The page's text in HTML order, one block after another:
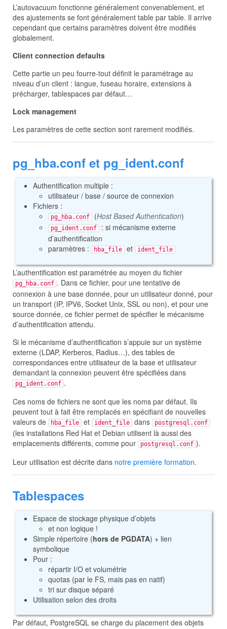
L’autovacuum fonctionne généralement convenablement, et
des ajustements se font généralement table par table. Il arrive
cependant que certains paramètres doivent être modifiés
globalement.
Client connection defaults
Cette partie un peu fourre-tout définit le paramétrage au
niveau d’un client : langue, fuseau horaire, extensions à
précharger, tablespaces par défaut…
Lock management
Les paramètres de cette section sont rarement modifiés.
pg_hba.conf et pg_ident.conf
Authentification multiple :
utilisateur / base / source de connexion
Fichiers :
pg_hba.conf (Host Based Authentication)
pg_ident.conf
: si mécanisme externe
d’authentification
paramètres :
hba_file et ident_file
L’authentification est paramétrée au moyen du fichier
pg_hba.conf . Dans ce fichier, pour une tentative de
connexion à une base donnée, pour un utilisateur donné, pour
un transport (IP, IPV6, Socket Unix, SSL ou non), et pour une
source donnée, ce fichier permet de spécifier le mécanisme
d’authentification attendu.
Si le mécanisme d’authentification s’appuie sur un système
externe (LDAP, Kerberos, Radius…), des tables de
correspondances entre utilisateur de la base et utilisateur
demandant la connexion peuvent être spécifiées dans
pg_ident.conf .
Ces noms de fichiers ne sont que les noms par défaut. Ils
peuvent tout à fait être remplacés en spécifiant de nouvelles
valeurs de
hba_file et ident_file dans postgresql.conf
(les installations Red Hat et Debian utilisent là aussi des
emplacements différents, comme pour
postgresql.conf ).
Leur utilisation est décrite dans notre première formation.
Tablespaces
Espace de stockage physique d’objets
et non logique !
Simple répertoire (hors de PGDATA) + lien
symbolique
Pour :
répartir I/O et volumétrie
quotas (par le FS, mais pas en natif)
tri sur disque séparé
Utilisation selon des droits
Par défaut, PostgreSQL se charge du placement des objets